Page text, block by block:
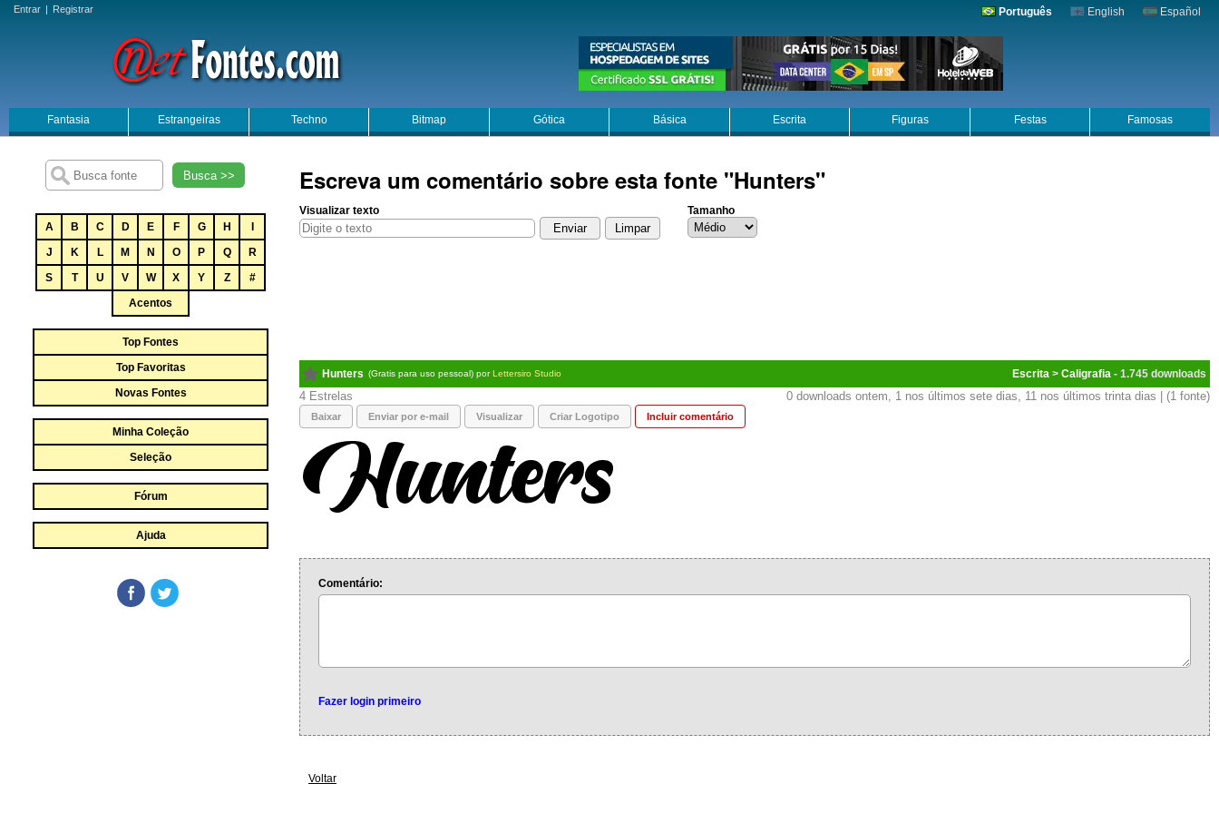
Entrar | Registrar Português English Español
Fantasia Estrangeiras Techno Bitmap Gótica Básica Escrita Figuras Festas Famosas
Busca >>
A B C D E F G H
J
K L M N O P Q
R
S
T U V W X Y Z
#
Acentos
Top Fontes
Top Favoritas
Novas Fontes
Minha Coleção
Seleção
Fórum
Ajuda
Escreva um comentário sobre esta fonte "Hunters"
Visualizar texto Tamanho
Hunters (Gratis para uso pessoal) porLettersiro Studio Escrita > Caligrafia - 1.745
4 0 downloads ontem, 1 nos últimos sete dias, 11 nos últimos trinta dias | (1 fonte)
Baixar Enviar por e-mail Visualizar Criar Logotipo Incluir comentário
Comentário:
Fazer login primeiro
Voltar